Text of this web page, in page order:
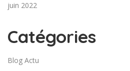
juin 2022
Catégories
Blog Actu